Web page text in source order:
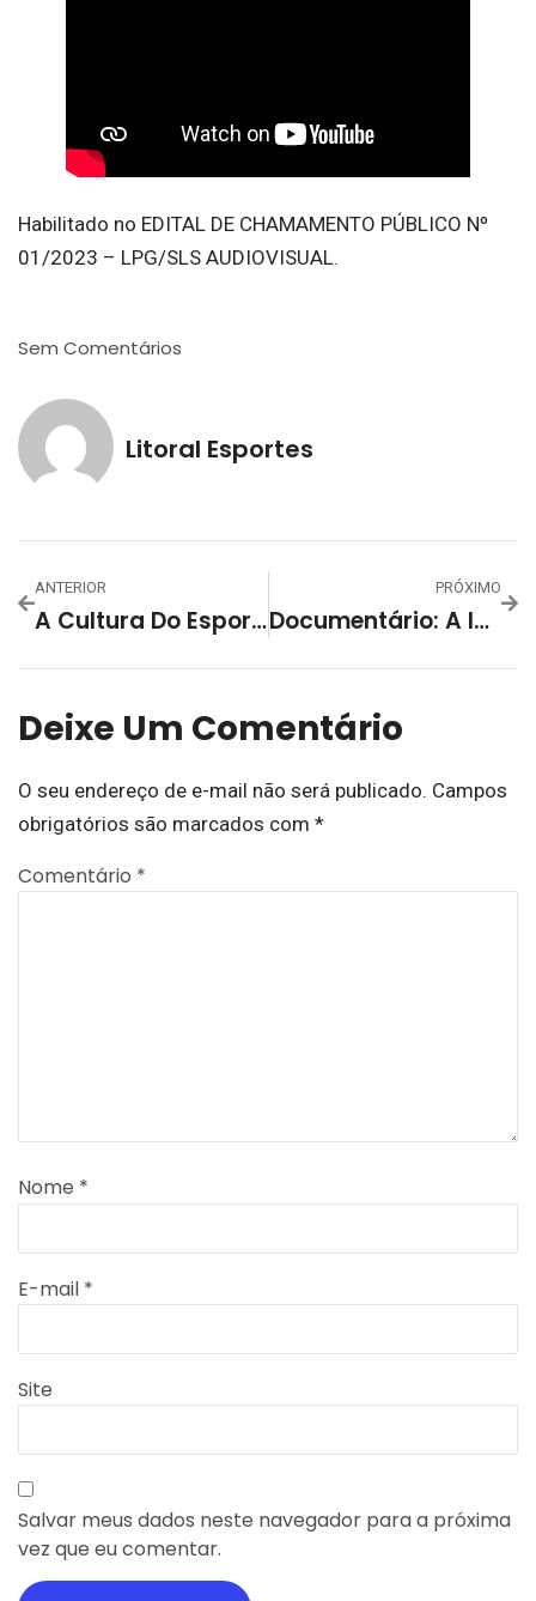
Habilitado no EDITAL DE CHAMAMENTO PÚBLICO Nº
01/2023 – LPG/SLS AUDIOVISUAL.
Sem Comentários
Litoral Esportes
ANTERIOR
A Cultura Do Esporte E Lazer Entre Os Povos Tradicionais De SLS Da Lagoa Dos Patos À Serra Dos Tapes
PRÓXIMO
Documentário: A Importância Da Língua E Cultura Pomerana No Desenvolvimento De São Lourenço Do Sul
Deixe Um Comentário
O seu endereço de e-mail não será publicado. Campos
obrigatórios são marcados com *
Comentário *
Nome *
E-mail *
Site
Salvar meus dados neste navegador para a próxima
vez que eu comentar.